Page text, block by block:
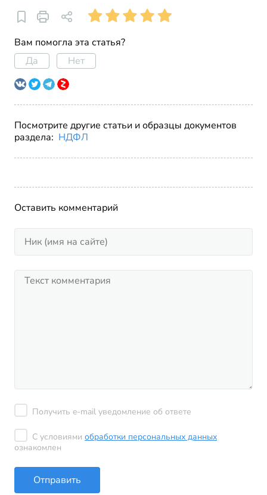
Вам помогла эта статья?
Да
Нет
Посмотрите другие статьи и образцы документов
раздела: НДФЛ
Оставить комментарий
Получить e-mail уведомление об ответе
С условиями обработки персональных данных
ознакомлен
Отправить